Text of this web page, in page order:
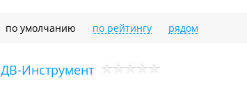
по умолчанию по рейтингу рядом
ДВ-Инструмент